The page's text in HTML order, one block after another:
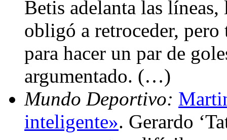
Betis adelanta las
obligó a retroceder, pero
para hacer un par de
argumentado. (…)
Mundo Deportivo:
inteligente». Gerardo